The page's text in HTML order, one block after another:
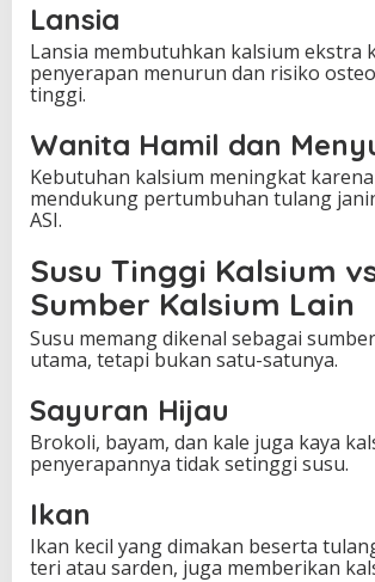
Lansia
Lansia membutuhkan kalsium ekstra
penyerapan menurun dan risiko
tinggi.
Wanita Hamil dan
Kebutuhan kalsium meningkat
mendukung pertumbuhan tulang
ASI.
Susu Tinggi Kalsium
Sumber Kalsium Lain
Susu memang dikenal sebagai
utama, tetapi bukan satu-satunya.
Sayuran Hijau
Brokoli, bayam, dan kale juga kaya
penyerapannya tidak setinggi susu.
Ikan
Ikan kecil yang dimakan beserta
teri atau sarden, juga memberikan